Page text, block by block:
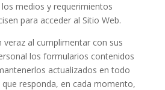
medios y requerimientos
para acceder al Sitio Web.
veraz al cumplimentar con sus
los formularios contenidos
actualizados en todo
responda, en cada momento,